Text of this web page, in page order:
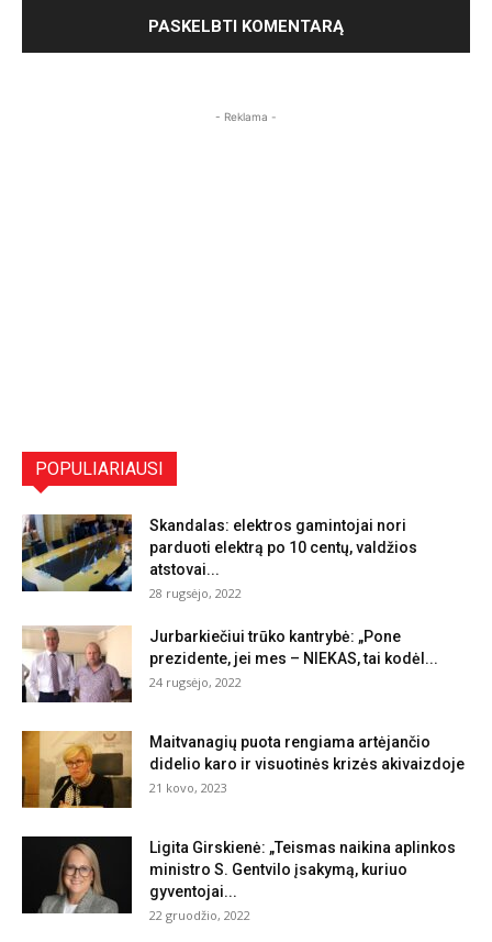
- Reklama -
POPULIARIAUSI
Skandalas: elektros gamintojai nori
parduoti elektrą po 10 centų, valdžios
atstovai...
28 rugsėjo, 2022
Jurbarkiečiui trūko kantrybė: „Pone
prezidente, jei mes – NIEKAS, tai kodėl...
24 rugsėjo, 2022
Maitvanagių puota rengiama artėjančio
didelio karo ir visuotinės krizės akivaizdoje
21 kovo, 2023
Ligita Girskienė: „Teismas naikina aplinkos
ministro S. Gentvilo įsakymą, kuriuo
gyventojai...
22 gruodžio, 2022